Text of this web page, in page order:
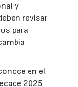
y
revisar
para
en el
2025